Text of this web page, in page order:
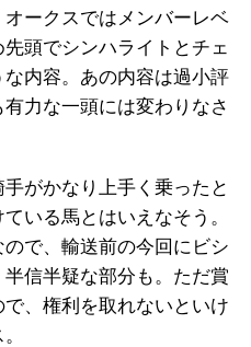
ークスではメンバーレベ
頭でシンハライトとチェ
内容。あの内容は過小評
力な一頭には変わりなさ
がかなり上手く乗ったと
いる馬とはいえなそう。
で、輸送前の今回にビシ
信半疑な部分も。ただ賞
、権利を取れないといけ